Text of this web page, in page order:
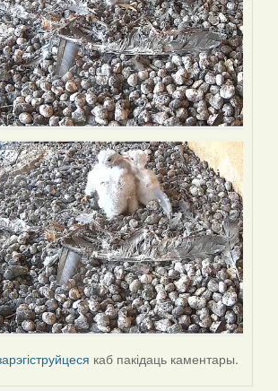
каб пакідаць каментары.